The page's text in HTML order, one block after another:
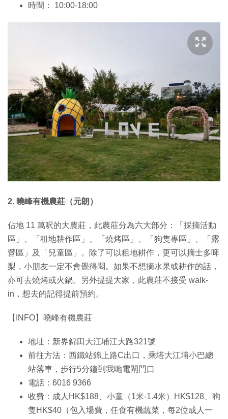
時間： 10:00-18:00
2. 曉峰有機農莊（元朗）
佔地 11 萬呎的大農莊，此農莊分為六大部分：「採摘活動
區」、「租地耕作區」、「燒烤區」、「狗隻專區」、「露
營區」及「兒童區」。除了可以租地耕作，更可以摘士多啤
梨，小朋友一定不會覺得悶。如果不想摘水果或耕作的話，
亦可去燒烤或火鍋。另外提提大家，此農莊不接受 walk-
in，想去的記得提前預約。
【INFO】曉峰有機農莊
地址：新界錦田大江埔江大路321號
前往方法：西鐵站錦上路C出口，乘塔大江埔小巴總
站落車，步行5分鐘到我哋電閘門口
電話：6016 9366
收費：成人HK$188、小童（1米-1.4米）HK$128、狗
隻HK$40（包入場費，任食有機蔬菜，每2位成人一